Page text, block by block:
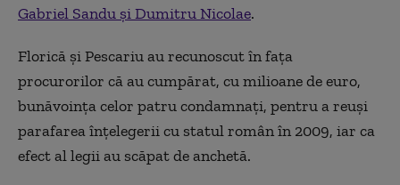
Gabriel Sandu şi Dumitru Nicolae.
Florică şi Pescariu au recunoscut în faţa
procurorilor că au cumpărat, cu milioane de euro,
bunăvoința celor patru condamnați, pentru a reuși
parafarea înțelegerii cu statul român în 2009, iar ca
efect al legii au scăpat de anchetă.